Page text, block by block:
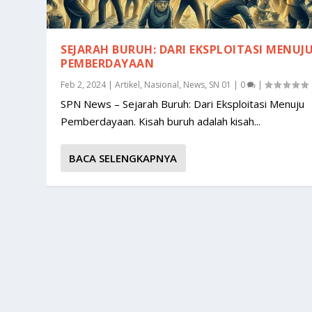
SEJARAH BURUH: DARI EKSPLOITASI
PEMBERDAYAAN
Feb 2, 2024|Artikel, Nasional, News, SN 01 0 |
SPN News – Sejarah Buruh: Dari Eksploitasi Menuju
Pemberdayaan. Kisah buruh adalah kisah...
BACA SELENGKAPNYA